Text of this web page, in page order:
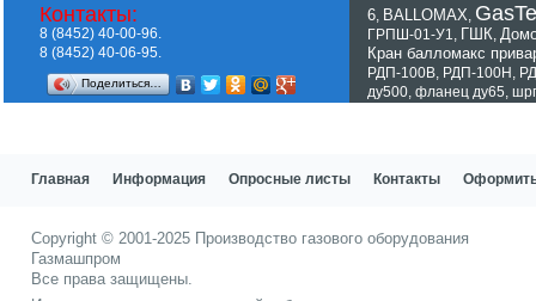
6, BALLOMAX,
ГРПШ-01-У1, ГШК,
Кран балломакс
РДП-100В, РДП-100Н ,
ду500, фланец ду65,
Контакты:
8 (8452) 40-00-96.
8 (8452) 40-06-95.
Поделиться…
Главная Информация Опросные листы Контакты Оформить
Copyright © 2001-2025 Производство газового оборудования
Газмашпром
Все права защищены.